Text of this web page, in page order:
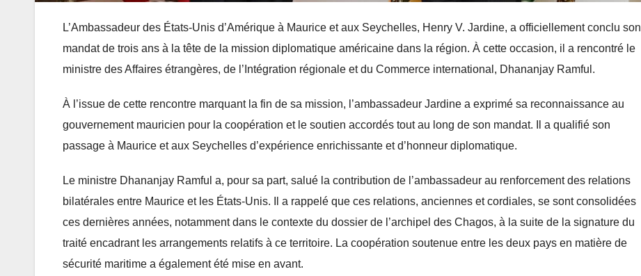
L’Ambassadeur des États-Unis d’Amérique à Maurice et aux Seychelles, Henry V. Jardine, a officiellement conclu son
mandat de trois ans à la tête de la mission diplomatique américaine dans la région. À cette occasion, il a rencontré le
ministre des Affaires étrangères, de l’Intégration régionale et du Commerce international, Dhananjay Ramful.
À l’issue de cette rencontre marquant la fin de sa mission, l’ambassadeur Jardine a exprimé sa reconnaissance au
gouvernement mauricien pour la coopération et le soutien accordés tout au long de son mandat. Il a qualifié son
passage à Maurice et aux Seychelles d’expérience enrichissante et d’honneur diplomatique.
Le ministre Dhananjay Ramful a, pour sa part, salué la contribution de l’ambassadeur au renforcement des relations
bilatérales entre Maurice et les États-Unis. Il a rappelé que ces relations, anciennes et cordiales, se sont consolidées
ces dernières années, notamment dans le contexte du dossier de l’archipel des Chagos, à la suite de la signature du
traité encadrant les arrangements relatifs à ce territoire. La coopération soutenue entre les deux pays en matière de
sécurité maritime a également été mise en avant.